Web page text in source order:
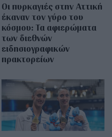
Οι πυρκαγιές στην Αττική
έκαναν τον γύρο του
κόσμου: Τα αφιερώματα
των διεθνών
ειδησιογραφικών
πρακτορείων